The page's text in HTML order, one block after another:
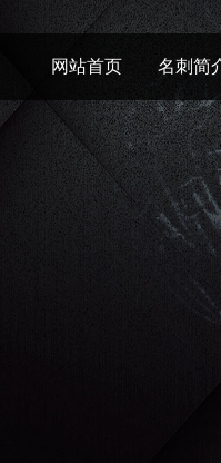
网站首页 名刺简